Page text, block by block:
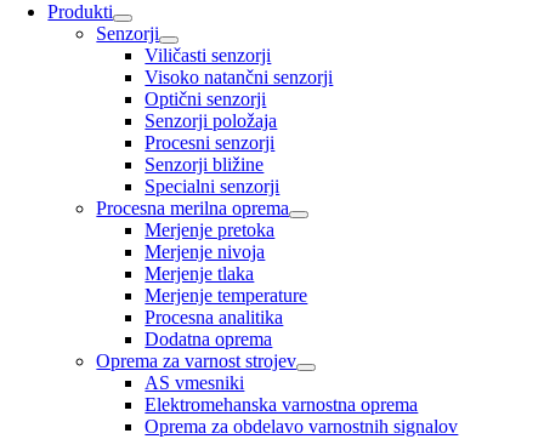
Produkti
Senzorji
Viličasti senzorji
Visoko natančni senzorji
Optični senzorji
Senzorji položaja
Procesni senzorji
Senzorji bližine
Specialni senzorji
Procesna merilna oprema
Merjenje pretoka
Merjenje nivoja
Merjenje tlaka
Merjenje temperature
Procesna analitika
Dodatna oprema
Oprema za varnost strojev
AS vmesniki
Elektromehanska varnostna oprema
Oprema za obdelavo varnostnih signalov